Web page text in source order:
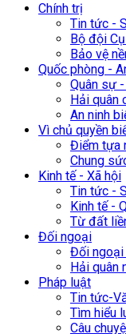
Chính trị
Tin tức -
Bộ đội
Bảo vệ
Quốc phòng -
Quân sự
Hải quân
An ninh
Vì chủ quyền
Điểm tựa
Chung
Kinh tế - Xã hội
Tin tức -
Kinh tế -
Từ đất
Đối ngoại
Đối ngoại
Hải quân
Pháp luật
Tin tức-
Tìm hiểu
Câu